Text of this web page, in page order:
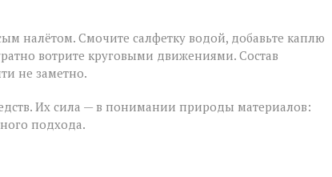
налётом. Смочите салфетку водой, добавьте каплю
вотрите круговыми движениями. Состав
не заметно.
Их сила — в понимании природы материалов:
подхода.